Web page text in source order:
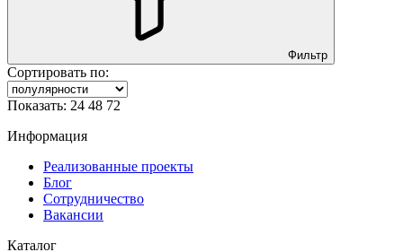
Фильтр
Сортировать по:
Показать: 24 48 72
Информация
Реализованные проекты
Блог
Сотрудничество
Вакансии
Каталог